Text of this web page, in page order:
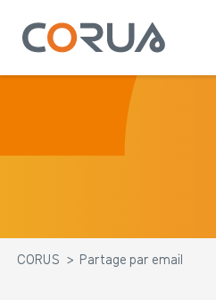
CORUS > Partage par email